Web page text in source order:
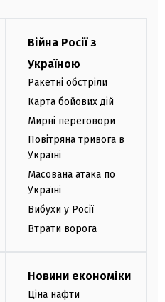
Війна Росії з
Україною
Ракетні обстріли
Карта бойових дій
Мирні переговори
Повітряна тривога в
Україні
Масована атака по
Україні
Вибухи у Росії
Втрати ворога
Новини економіки
Ціна нафти